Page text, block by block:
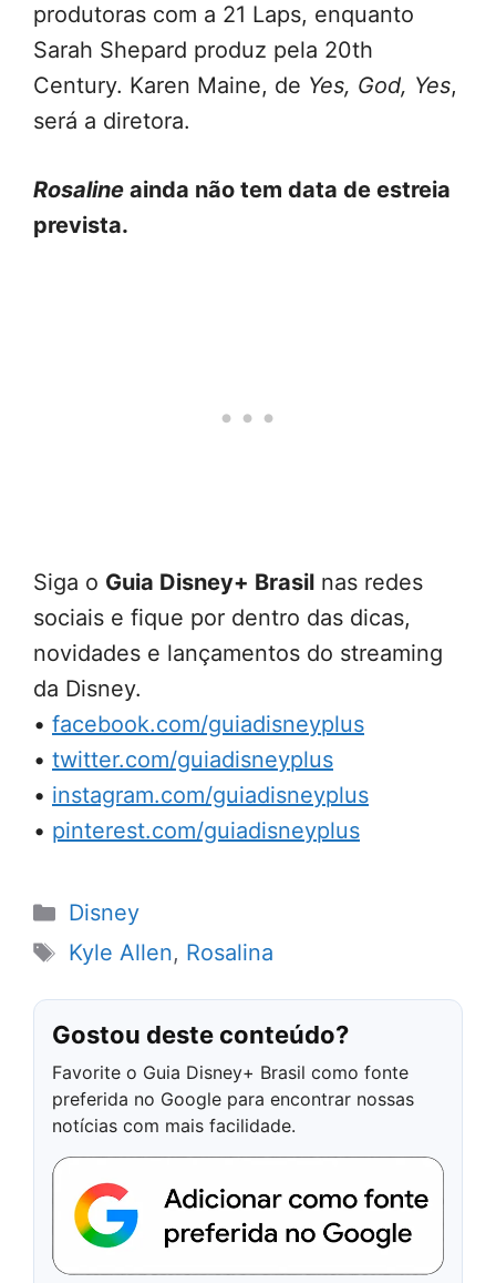
produtoras com a 21 Laps, enquanto
Sarah Shepard produz pela 20th
Century. Karen Maine, de Yes, God, Yes,
será a diretora.
Rosaline ainda não tem data de estreia
prevista.
Siga o Guia Disney+ Brasil nas redes
sociais e fique por dentro das dicas,
novidades e lançamentos do streaming
da Disney.
• facebook.com/guiadisneyplus
• twitter.com/guiadisneyplus
• instagram.com/guiadisneyplus
• pinterest.com/guiadisneyplus
Categorias
Disney
Tags
Kyle Allen, Rosalina
Gostou deste conteúdo?
Favorite o Guia Disney+ Brasil como fonte
preferida no Google para encontrar nossas
notícias com mais facilidade.